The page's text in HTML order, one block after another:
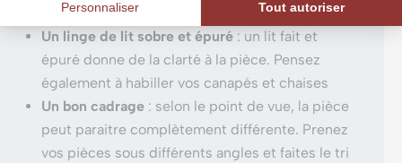
réalisez vos photos de jour
Un linge de lit sobre et épuré : un lit fait et
épuré donne de la clarté à la pièce. Pensez
également à habiller vos canapés et chaises
Un bon cadrage : selon le point de vue, la pièce
peut paraitre complètement différente. Prenez
vos pièces sous différents angles et faites le tri